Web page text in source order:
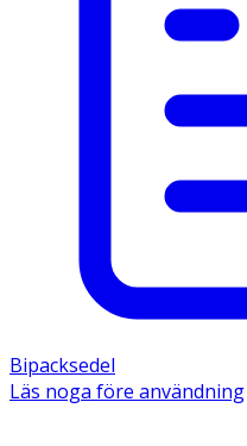
Bipacksedel
Läs noga före användning